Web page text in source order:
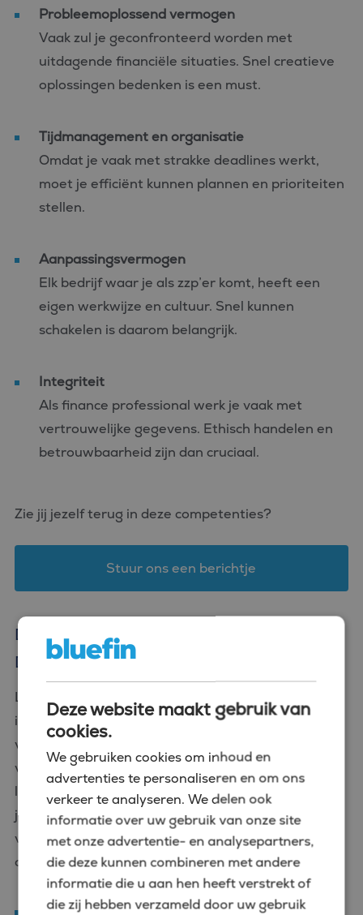
Probleemoplossend vermogen
Vaak zul je geconfronteerd worden met
uitdagende financiële situaties. Snel creatieve
oplossingen bedenken is een must.
Tijdmanagement enorganisatie
Omdat je vaak met strakke deadlines werkt,
moet je efficiënt kunnen plannen en prioriteiten
stellen.
Aanpassingsvermogen
Elk bedrijf waar je als zzp’er komt, heeft een
eigen werkwijze en cultuur. Snel kunnen
schakelen is daarom belangrijk.
Integriteit
Als finance professional werk je vaak met
vertrouwelijke gegevens. Ethisch handelen en
betrouwbaarheid zijn dan cruciaal.
Zie jij jezelf terug in deze competenties?
Stuur ons een berichtje
De taken bij zzp finance opdrachten in
Den Haag
Laat het duidelijk zijn: de ene zzp finance opdracht
in Den Haag is de andere niet en de taken en
verantwoordelijkheden zullen bij iedere opdracht
verschillen. Dat is juist ook de reden dat je zo veel
leert als zzp’er. Maar om je een idee te geven vind
je hieronder een aantal taken en/of
verantwoordelijkheden die vaak binnen finance zzp
opdrachten voorkomen.
Het uitvoeren van financiëleanalyses
Deze website maakt gebruik van
cookies.
We gebruiken cookies om inhoud en
advertenties te personaliseren en om ons
verkeer te analyseren. We delen ook
informatie over uw gebruik van onze site
met onze advertentie- en analysepartners,
die deze kunnen combineren met andere
informatie die u aan hen heeft verstrekt of
die zij hebben verzameld door uw gebruik